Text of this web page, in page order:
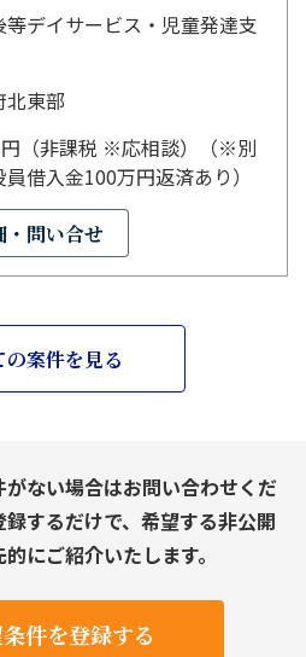
等デイサービス・児童発達支
北東部
（非課税 ※応相談）（※別
借入金100万円返済あり）
・問い合せ
の案件を見る
ない場合はお問い合わせくだ
するだけで、希望する非公開
にご紹介いたします。
件を登録する